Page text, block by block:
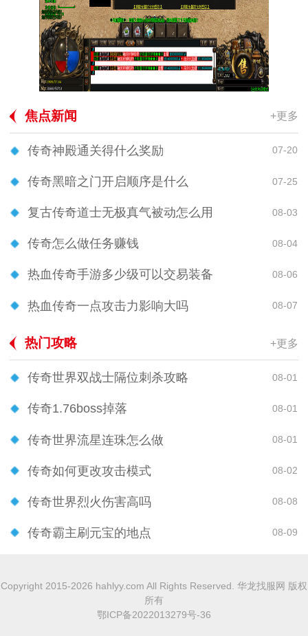
焦点新闻 +更多
传奇神殿通关得什么奖励 07-20
传奇黑暗之门开启顺序是什么 07-25
复古传奇道士无极真气被动怎么用 08-03
传奇怎么做任务赚钱 08-04
热血传奇手游多少级可以交易装备 08-06
热血传奇一点攻击力影响大吗 08-07
热门攻略 +更多
传奇世界双战士隔位刺杀攻略 08-01
传奇1.76boss掉落 08-01
传奇世界流星连珠怎么做 08-01
传奇如何更改攻击模式 08-02
传奇世界烈火伤害高吗 08-08
传奇霸主刷元宝的地点 08-09
Copyright 2015-2026 hahlyy.com All Rights Reserved. 华龙找服网 版权
所有
鄂ICP备2022013279号-36